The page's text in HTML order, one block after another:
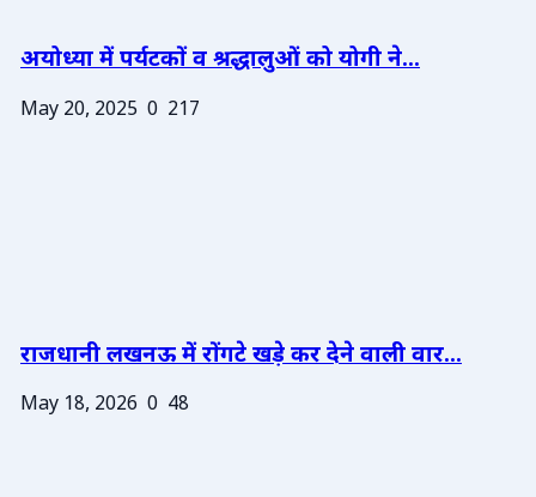
अयोध्या में पर्यटकों व श्रद्धालुओं को योगी ने...
May 20, 2025 0 217
राजधानी लखनऊ में रोंगटे खड़े कर देने वाली वार...
May 18, 2026 0 48